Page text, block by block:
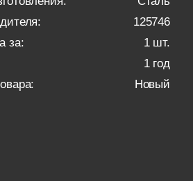
125746
за:
1 шт.
1 год
Новый